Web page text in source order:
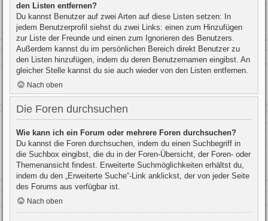
den Listen entfernen?
Du kannst Benutzer auf zwei Arten auf diese Listen setzen: In
jedem Benutzerprofil siehst du zwei Links: einen zum Hinzufügen
zur Liste der Freunde und einen zum Ignorieren des Benutzers.
Außerdem kannst du im persönlichen Bereich direkt Benutzer zu
den Listen hinzufügen, indem du deren Benutzernamen eingibst. An
gleicher Stelle kannst du sie auch wieder von den Listen entfernen.
Nach oben
Die Foren durchsuchen
Wie kann ich ein Forum oder mehrere Foren durchsuchen?
Du kannst die Foren durchsuchen, indem du einen Suchbegriff in
die Suchbox eingibst, die du in der Foren-Übersicht, der Foren- oder
Themenansicht findest. Erweiterte Suchmöglichkeiten erhältst du,
indem du den „Erweiterte Suche“-Link anklickst, der von jeder Seite
des Forums aus verfügbar ist.
Nach oben